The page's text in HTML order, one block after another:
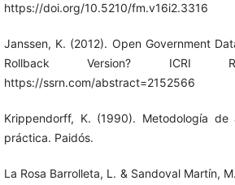
https://doi.org/10.5210/fm.v16i2.3316
Janssen, K. (2012). Open Government
Rollback Version? ICRI
https://ssrn.com/abstract=2152566
Krippendorff, K. (1990). Metodología
práctica. Paidós.
La Rosa Barrolleta, L. & Sandoval Martín,